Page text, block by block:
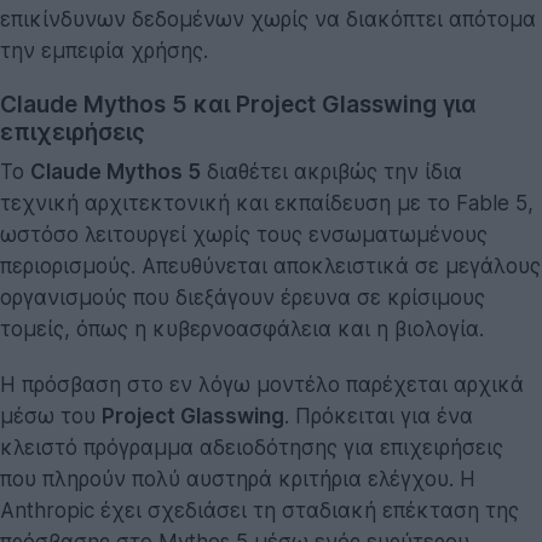
επικίνδυνων δεδομένων χωρίς να διακόπτει απότομα
την εμπειρία χρήσης.
Claude Mythos 5 και Project Glasswing για
επιχειρήσεις
Το Claude Mythos 5 διαθέτει ακριβώς την ίδια
τεχνική αρχιτεκτονική και εκπαίδευση με το Fable 5,
ωστόσο λειτουργεί χωρίς τους ενσωματωμένους
περιορισμούς. Απευθύνεται αποκλειστικά σε μεγάλους
οργανισμούς που διεξάγουν έρευνα σε κρίσιμους
τομείς, όπως η κυβερνοασφάλεια και η βιολογία.
Η πρόσβαση στο εν λόγω μοντέλο παρέχεται αρχικά
μέσω του Project Glasswing. Πρόκειται για ένα
κλειστό πρόγραμμα αδειοδότησης για επιχειρήσεις
που πληρούν πολύ αυστηρά κριτήρια ελέγχου. Η
Anthropic έχει σχεδιάσει τη σταδιακή επέκταση της